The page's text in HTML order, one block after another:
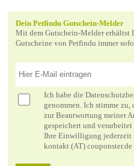
Dein Petfindu Gutschein-Melder
Mit dem Gutschein-Melder erhältst
Gutscheine von Petfindu immer
Ich habe die
genommen. Ich stimme zu,
zur Beantwortung meiner
gespeichert und
Ihre Einwilligung jederzeit
kontakt (AT)